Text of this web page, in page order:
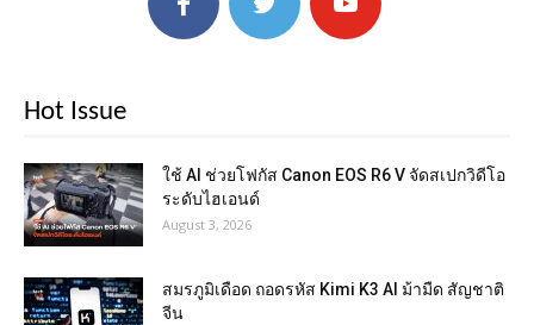
Hot Issue
ใช้ AI ช่วยโฟกัส Canon EOS R6 V จัดสเปกวิดีโอ
ระดับไฮเอนด์
August 3, 2026
สมรภูมิเดือด ถอดรหัส Kimi K3 AI ม้ามืด สัญชาติ
จีน